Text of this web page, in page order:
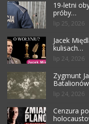
19-letni
próby…
lip 25, 2026
Jacek
kulisach…
lip 24, 2026
Zygmunt
lip 24, 2026
Cenzura